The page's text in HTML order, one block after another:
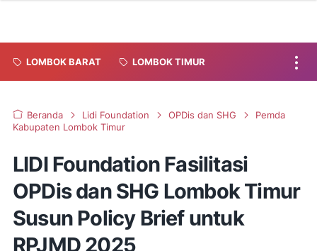
LOMBOK BARAT LOMBOK TIMUR
Beranda Lidi Foundation OPDis dan SHG
Pemda
Kabupaten Lombok Timur
LIDI Foundation Fasilitasi
OPDis dan SHG Lombok Timur
Susun Policy Brief untuk
RPJMD 2025